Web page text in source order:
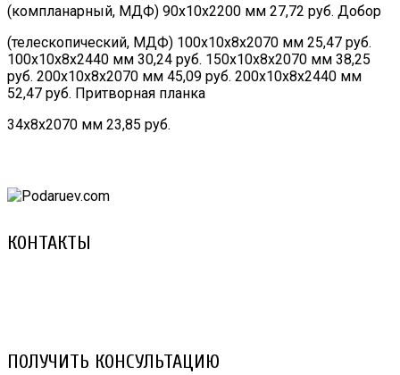
(компланарный, МДФ) 90х10х2200 мм 27,72 руб. Добор
(телескопический, МДФ) 100х10х8х2070 мм 25,47 руб.
100х10х8х2440 мм 30,24 руб. 150х10х8х2070 мм 38,25
руб. 200х10х8х2070 мм 45,09 руб. 200х10х8х2440 мм
52,47 руб. Притворная планка
34х8х2070 мм 23,85 руб.
КОНТАКТЫ
ПОЛУЧИТЬ КОНСУЛЬТАЦИЮ